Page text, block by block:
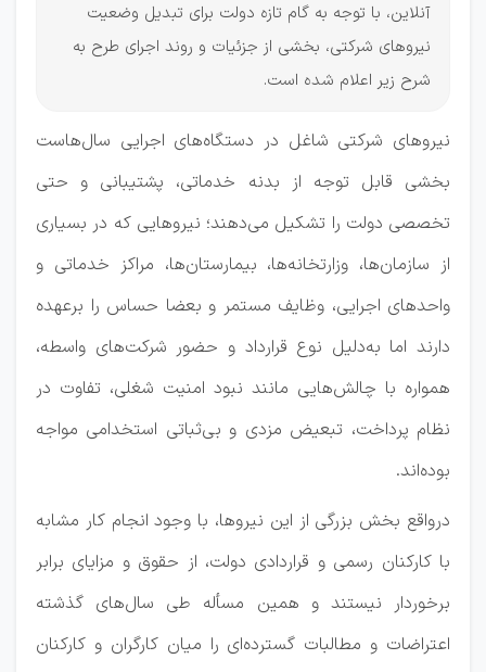
آنلاین، با توجه به گام تازه دولت برای تبدیل وضعیت
نیروهای شرکتی، بخشی از جزئیات و روند اجرای طرح به
شرح زیر اعلام شده است.
نیروهای شرکتی شاغل در دستگاه‌های اجرایی سال‌هاست
بخشی قابل توجه از بدنه خدماتی، پشتیبانی و حتی
تخصصی دولت را تشکیل می‌دهند؛ نیروهایی که در بسیاری
از سازمان‌ها، وزارتخانه‌ها، بیمارستان‌ها، مراکز خدماتی و
واحدهای اجرایی، وظایف مستمر و بعضا حساس را برعهده
دارند اما به‌دلیل نوع قرارداد و حضور شرکت‌های واسطه،
همواره با چالش‌هایی مانند نبود امنیت شغلی، تفاوت در
نظام پرداخت، تبعیض مزدی و بی‌ثباتی استخدامی مواجه
بوده‌اند.
درواقع بخش بزرگی از این نیروها، با وجود انجام کار مشابه
با کارکنان رسمی و قراردادی دولت، از حقوق و مزایای برابر
برخوردار نیستند و همین مسأله طی سال‌های گذشته
اعتراضات و مطالبات گسترده‌ای را میان کارگران و کارکنان